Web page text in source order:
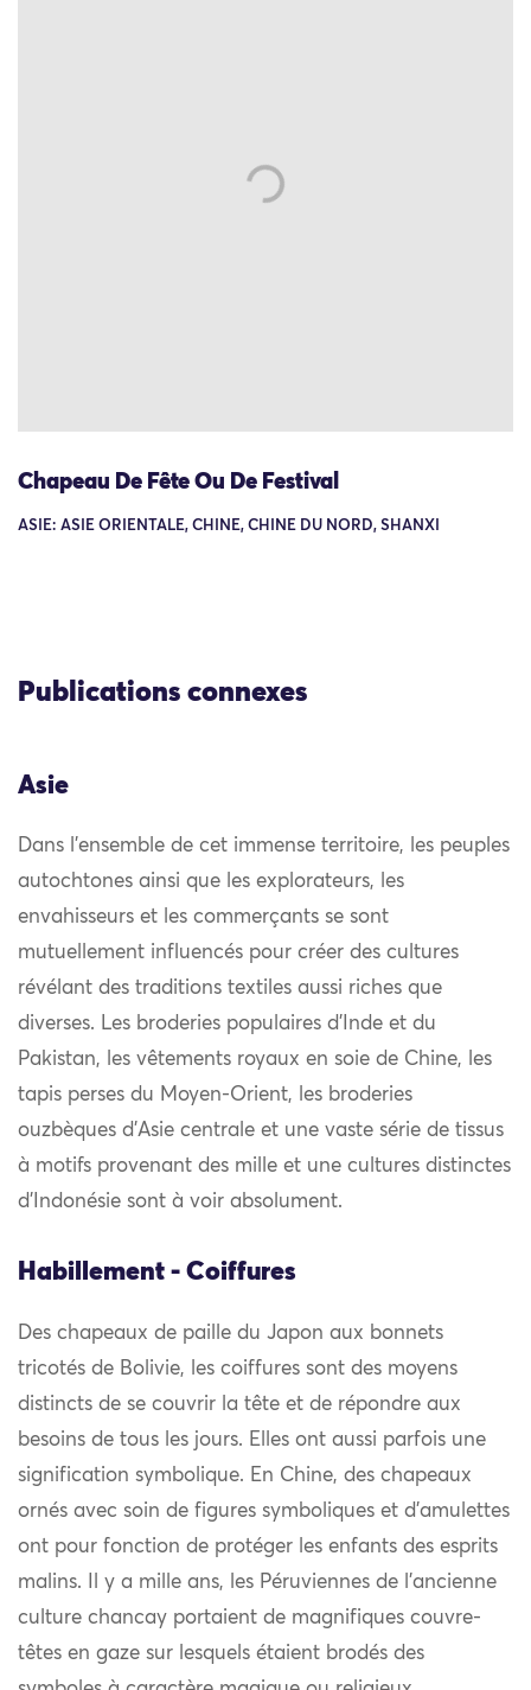
Chapeau De Fête Ou De Festival
ASIE: ASIE ORIENTALE, CHINE, CHINE DU NORD, SHANXI
Publications connexes
Asie
Dans l’ensemble de cet immense territoire, les peuples
autochtones ainsi que les explorateurs, les
envahisseurs et les commerçants se sont
mutuellement influencés pour créer des cultures
révélant des traditions textiles aussi riches que
diverses. Les broderies populaires d’Inde et du
Pakistan, les vêtements royaux en soie de Chine, les
tapis perses du Moyen-Orient, les broderies
ouzbèques d’Asie centrale et une vaste série de tissus
à motifs provenant des mille et une cultures distinctes
d’Indonésie sont à voir absolument.
Habillement - Coiffures
Des chapeaux de paille du Japon aux bonnets
tricotés de Bolivie, les coiffures sont des moyens
distincts de se couvrir la tête et de répondre aux
besoins de tous les jours. Elles ont aussi parfois une
signification symbolique. En Chine, des chapeaux
ornés avec soin de figures symboliques et d’amulettes
ont pour fonction de protéger les enfants des esprits
malins. Il y a mille ans, les Péruviennes de l’ancienne
culture chancay portaient de magnifiques couvre-
têtes en gaze sur lesquels étaient brodés des